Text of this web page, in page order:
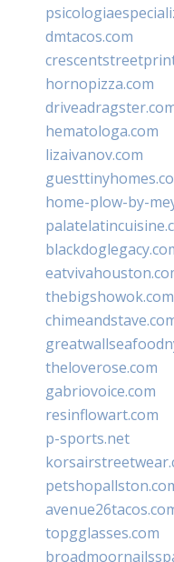
dmtacos.com
hornopizza.com
hematologa.com
lizaivanov.com
home-plow-by-
thebigshowok.com
theloverose.com
gabriovoice.com
resinflowart.com
p-sports.net
topgglasses.com